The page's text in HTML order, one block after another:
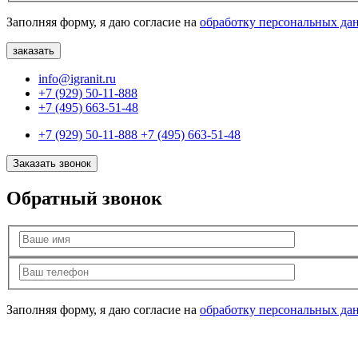
Заполняя форму, я даю согласие на обработку персональных
info@igranit.ru
+7 (929) 50-11-888
+7 (495) 663-51-48
+7 (929) 50-11-888 +7 (495) 663-51-48
Заказать звонок
Обратный звонок
Заполняя форму, я даю согласие на обработку персональных